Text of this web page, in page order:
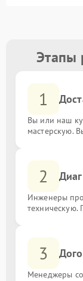
Этапы
1
Вы или наш
мастерскую.
2
Инженеры
техническую.
3
Менеджеры